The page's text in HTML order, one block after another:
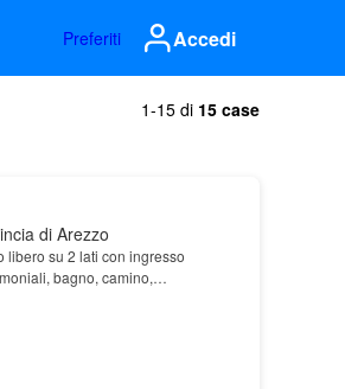
Preferiti Accedi
1-15 di 15 case
di Arezzo
libero su 2 lati con ingresso
bagno, camino,